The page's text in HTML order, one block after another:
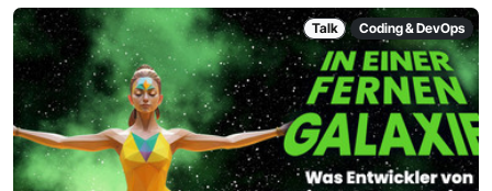
Talk Coding & DevOps